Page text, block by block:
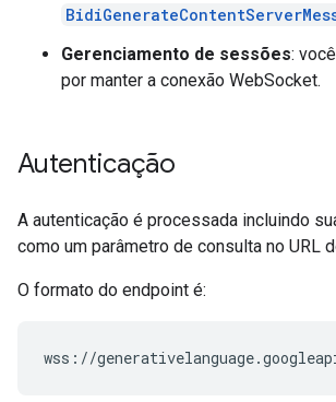
Gerenciamento de sessões:
por manter a conexão WebSocket.
Autenticação
A autenticação é processada incluindo
como um parâmetro de consulta no URL
O formato do endpoint é: